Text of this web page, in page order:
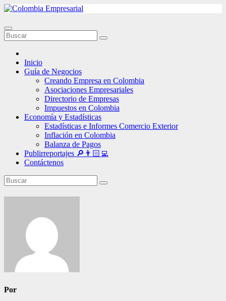
Ir
contenido
Inicio
Guía de Negocios
Creando Empresa en Colombia
Asociaciones Empresariales
Directorio de Empresas
Impuestos en Colombia
Economía y Estadísticas
Estadísticas e Informes Comercio Exterior
Inflación en Colombia
Balanza de Pagos
Publirreportajes 🔎👨🏻‍💻
Contáctenos
Por